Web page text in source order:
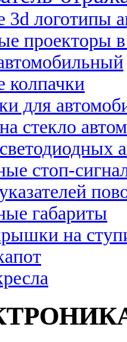
3d логотипы
проекторы
колпачки
для
стекло
стоп-
габариты
на